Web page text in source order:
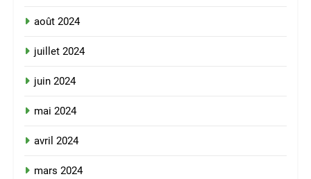
août 2024
juillet 2024
juin 2024
mai 2024
avril 2024
mars 2024